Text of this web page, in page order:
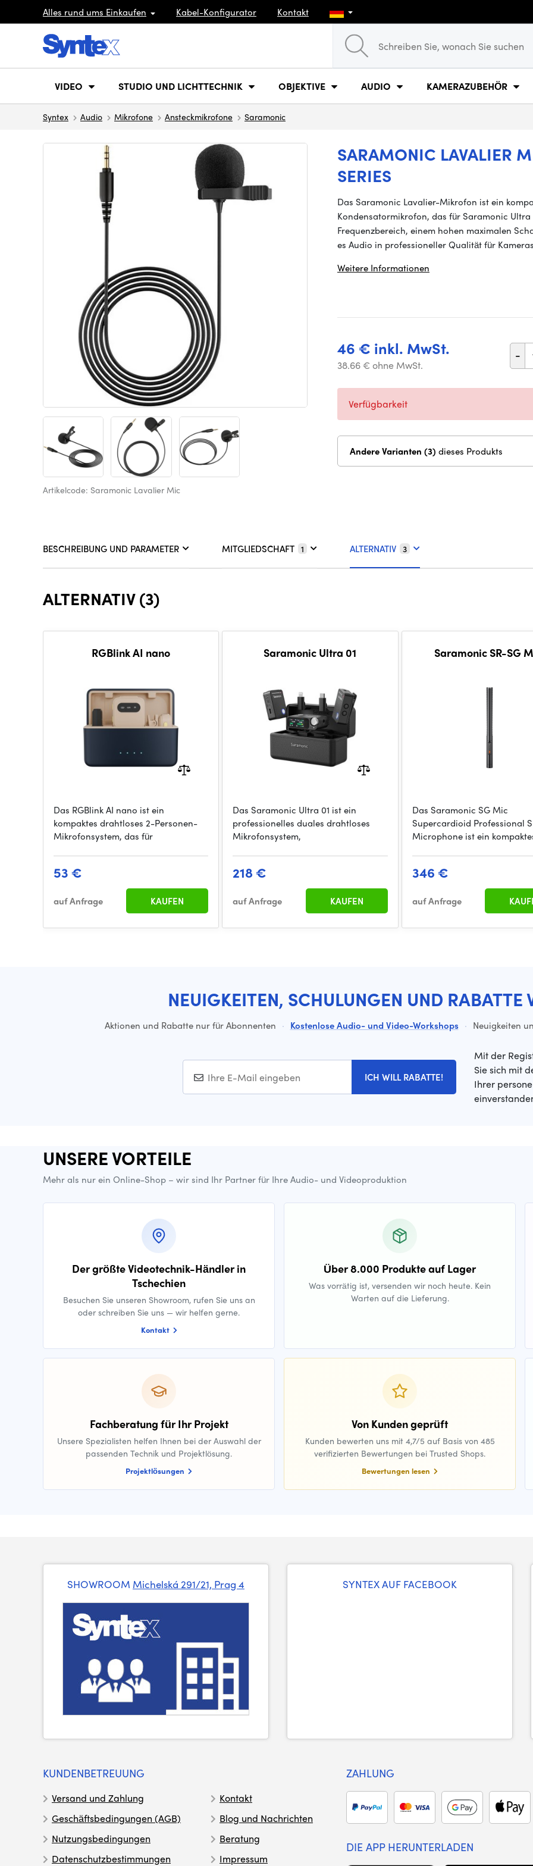
Alles rund ums Einkaufen Kabel-Konfigurator Kontakt
VIDEO STUDIO UND LICHTTECHNIK OBJEKTIVE AUDIO KAMERAZUBEHÖR
Syntex Audio Mikrofone Ansteckmikrofone Saramonic
SARAMONIC LAVALIER
SERIES
Artikelcode: Saramonic Lavalier Mic
Das Saramonic Lavalier-Mikrofon ist ein
Kondensatormikrofon, das für Saramonic
Frequenzbereich, einem hohen maximalen
es Audio in professioneller Qualität für
Weitere Informationen
46 € inkl. MwSt.
38.66 € ohne MwSt.
-
Verfügbarkeit
Andere Varianten (3) dieses Produkts
BESCHREIBUNG UND PARAMETER MITGLIEDSCHAFT 1 ALTERNATIV 3
ALTERNATIV (3)
RGBlink AI nano
Das RGBlink AI nano ist ein
kompaktes drahtloses 2-Personen-
Mikrofonsystem, das für
53 €
auf Anfrage KAUFEN
Saramonic Ultra 01
Das Saramonic Ultra 01 ist ein
professionelles duales drahtloses
Mikrofonsystem,
218 €
auf Anfrage KAUFEN
Saramonic SR-SG
Das Saramonic SG Mic
Supercardioid Professional
Microphone ist ein
346 €
auf Anfrage
NEUIGKEITEN, SCHULUNGEN UND RABATTE
Aktionen und Rabatte nur für Abonnenten · Kostenlose Audio- und Video-Workshops · Neuigkeiten
ICH WILL RABATTE!
Mit der
Sie sich mit
Ihrer
UNSERE VORTEILE
Mehr als nur ein Online-Shop – wir sind Ihr Partner für Ihre Audio- und Videoproduktion
Der größte Videotechnik-Händler in
Tschechien
Besuchen Sie unseren Showroom, rufen Sie uns an
oder schreiben Sie uns — wir helfen gerne.
Kontakt
Über 8.000 Produkte auf Lager
Was vorrätig ist, versenden wir noch heute. Kein
Warten auf die Lieferung.
Fachberatung für Ihr Projekt
Unsere Spezialisten helfen Ihnen bei der Auswahl der
passenden Technik und Projektlösung.
Projektlösungen
Von Kunden geprüft
Kunden bewerten uns mit 4,7/5 auf Basis von 485
verifizierten Bewertungen bei Trusted Shops.
Bewertungen lesen
SHOWROOM Michelská 291/21, Prag 4 SYNTEX AUF FACEBOOK
KUNDENBETREUUNG
Versand und Zahlung
Geschäftsbedingungen (AGB)
Nutzungsbedingungen
Datenschutzbestimmungen
Kontakt
Blog und Nachrichten
Beratung
Impressum
ZAHLUNG
DIE APP HERUNTERLADEN